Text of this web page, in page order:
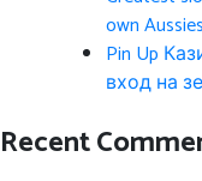
own
Pin Up
вход на
Recent